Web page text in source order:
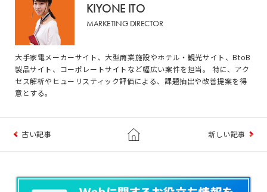
KIYONE ITO
MARKETING DIRECTOR
大手家電メーカーサイト、大型商業施設やホテル・観光サイト、BtoB
製品サイト、コーポレートサイトなど幅広い案件を担当。 特に、アク
セス解析やヒューリスティック評価による、課題抽出や改善提案を得
意とする。
古い記事 新しい記事